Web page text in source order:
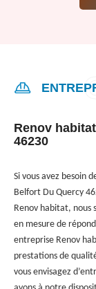
Renov
46230
Si vous avez besoin
Belfort Du Quercy
Renov habitat, nous
en mesure de
entreprise Renov
prestations de
vous envisagez